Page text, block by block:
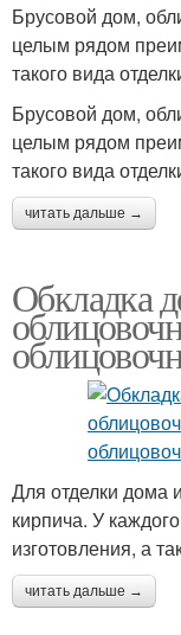
Брусовой дом,
целым рядом
такого вида
Брусовой дом,
целым рядом
такого вида
читать дальше →
Обкладка
Для отделки дома
кирпича. У
изготовления, а
читать дальше →